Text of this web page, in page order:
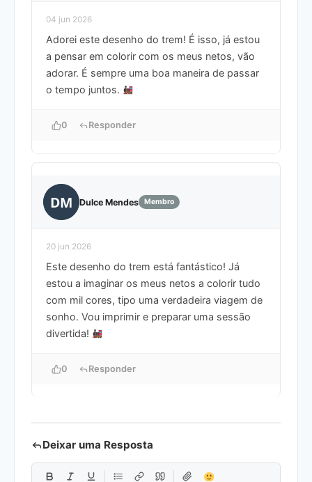
04 jun 2026
Adorei este desenho do trem! É isso, já estou
a pensar em colorir com os meus netos, vão
adorar. É sempre uma boa maneira de passar
o tempo juntos.
0 Responder
DM Dulce Mendes Membro
20 jun 2026
Este desenho do trem está fantástico! Já
estou a imaginar os meus netos a colorir tudo
com mil cores, tipo uma verdadeira viagem de
sonho. Vou imprimir e preparar uma sessão
divertida!
0 Responder
Deixar uma Resposta